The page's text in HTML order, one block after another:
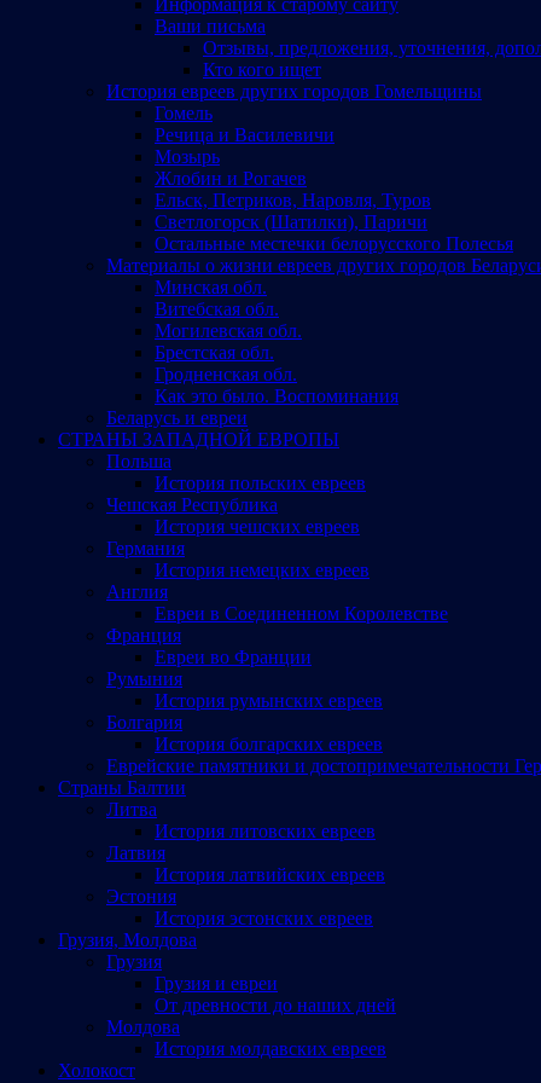
Ваши письма
Отзывы, предложения, уточнения,
Кто кого ищет
История евреев других городов Гомельщины
Гомель
Речица и Василевичи
Мозырь
Жлобин и Рогачев
Ельск, Петриков, Наровля, Туров
Светлогорск (Шатилки), Паричи
Остальные местечки белорусского Полесья
Материалы о жизни евреев других городов
Минская обл.
Витебская обл.
Могилевская обл.
Брестская обл.
Гродненская обл.
Как это было. Воспоминания
Беларусь и евреи
СТРАНЫ ЗАПАДНОЙ ЕВРОПЫ
Польша
История польских евреев
Чешская Республика
История чешских евреев
Германия
История немецких евреев
Англия
Евреи в Соединенном Королевстве
Франция
Евреи во Франции
Румыния
История румынских евреев
Болгария
История болгарских евреев
Еврейские памятники и достопримечательности
Страны Балтии
Литва
История литовских евреев
Латвия
История латвийских евреев
Эстония
История эстонских евреев
Грузия, Молдова
Грузия
Грузия и евреи
От древности до наших дней
Молдова
История молдавских евреев
Холокост